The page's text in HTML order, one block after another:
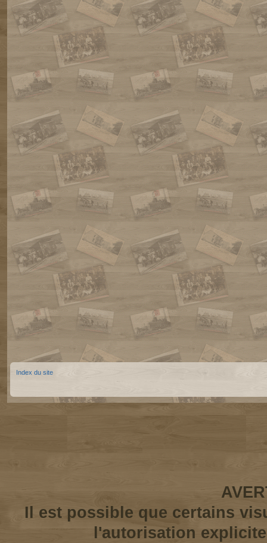
Index du site
Il est possible que certains
l'autorisation